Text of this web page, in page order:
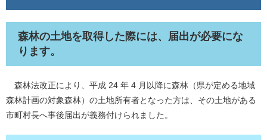
森林の土地を取得した際には、届出が必要にな
ります。
森林法改正により、平成 24 年 4 月以降に森林（県が定める地域
森林計画の対象森林）の土地所有者となった方は、その土地がある
市町村長へ事後届出が義務付けられました。